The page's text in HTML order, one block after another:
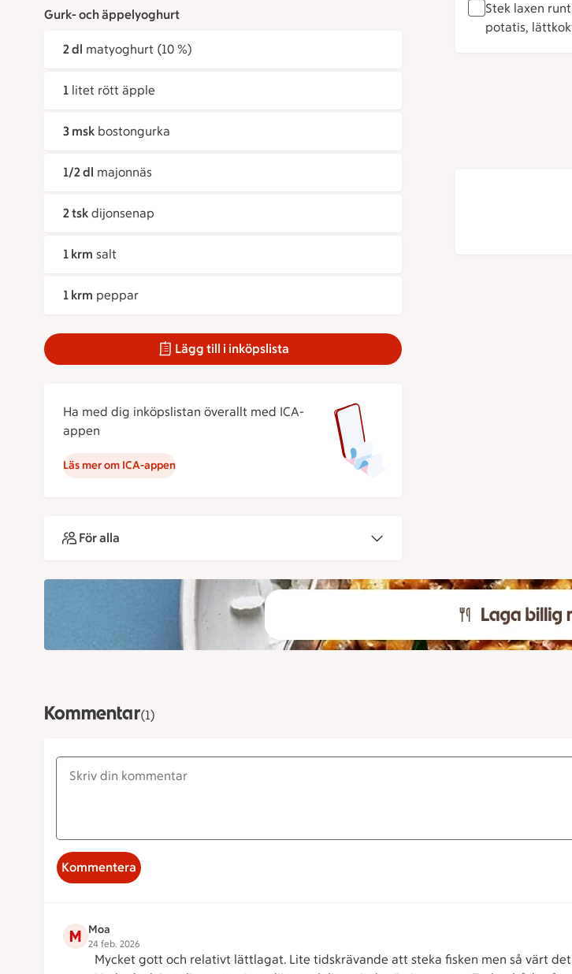
Gurk- och äppelyoghurt
2 dl matyoghurt (10 %)
1 litet rött äpple
3 msk bostongurka
1/2 dl majonnäs
2 tsk dijonsenap
1 krm salt
1 krm peppar
Lägg till i inköpslista
Ha med dig inköpslistan överallt med ICA-
appen
Läs mer om ICA-appen
För alla
Stek laxen
potatis,
Kommentar(1)
Kommentera
M Moa
24 feb. 2026
Mycket gott och relativt lättlagat. Lite tidskrävande att steka fisken men så värt